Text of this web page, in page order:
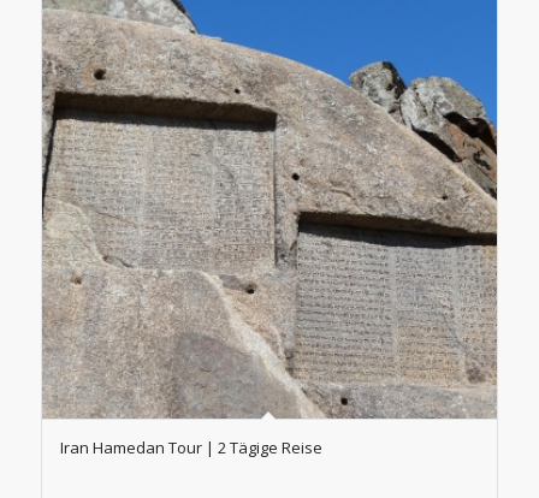
Iran Hamedan Tour | 2 Tägige Reise